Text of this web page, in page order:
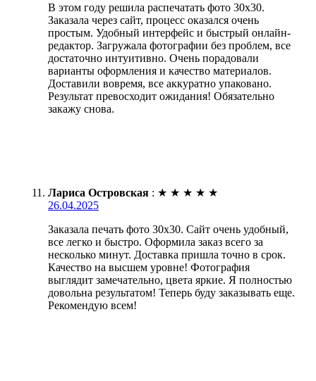
В этом году решила распечатать фото 30х30.
Заказала через сайт, процесс оказался очень
простым. Удобный интерфейс и быстрый онлайн-
редактор. Загружала фотографии без проблем, все
достаточно интуитивно. Очень порадовали
варианты оформления и качество материалов.
Доставили вовремя, все аккуратно упаковано.
Результат превосходит ожидания! Обязательно
закажу снова.
Лариса Островская : ★ ★ ★ ★ ★
26.04.2025
Заказала печать фото 30х30. Сайт очень удобный,
все легко и быстро. Оформила заказ всего за
несколько минут. Доставка пришла точно в срок.
Качество на высшем уровне! Фотография
выглядит замечательно, цвета яркие. Я полностью
довольна результатом! Теперь буду заказывать еще.
Рекомендую всем!